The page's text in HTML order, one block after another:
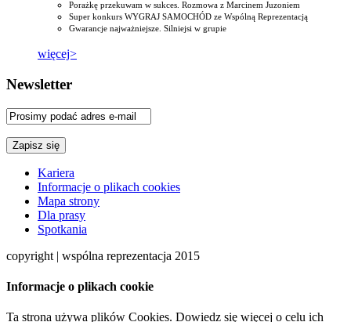
Porażkę przekuwam w sukces. Rozmowa z Marcinem Juzoniem
Super konkurs WYGRAJ SAMOCHÓD ze Wspólną Reprezentacją
Gwarancje najważniejsze. Silniejsi w grupie
więcej>
Newsletter
Kariera
Informacje o plikach cookies
Mapa strony
Dla prasy
Spotkania
copyright | wspólna reprezentacja 2015
Informacje o plikach cookie
Ta strona używa plików Cookies. Dowiedz się więcej o celu ich